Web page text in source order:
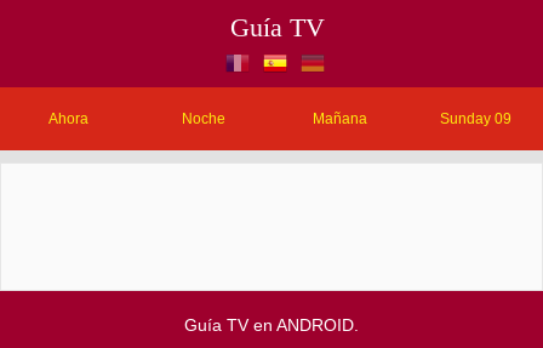
Guía TV
Ahora Noche Mañana Sunday 09
Guía TV en ANDROID.